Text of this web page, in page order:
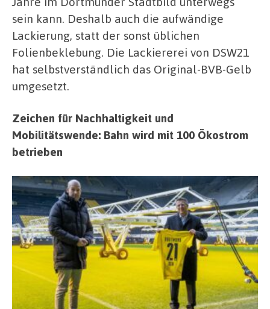
sein kann. Deshalb auch die aufwändige
Lackierung, statt der sonst üblichen
Folienbeklebung. Die Lackiererei von DSW21
hat selbstverständlich das Original-BVB-Gelb
umgesetzt.
Zeichen für Nachhaltigkeit und
Mobilitätswende: Bahn wird mit 100 Ökostrom
betrieben